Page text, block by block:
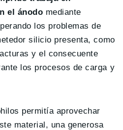
el ánodo mediante
los problemas de
silicio presenta, como
y el consecuente
los procesos de carga y
permitía aprovechar
material, una generosa